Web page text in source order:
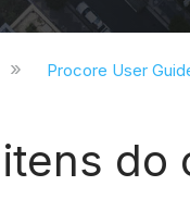
Procore User